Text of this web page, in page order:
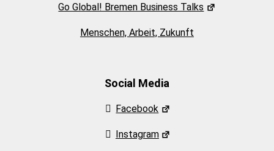
Go Global! Bremen Business Talks
Menschen, Arbeit, Zukunft
Social Media
Facebook
Instagram